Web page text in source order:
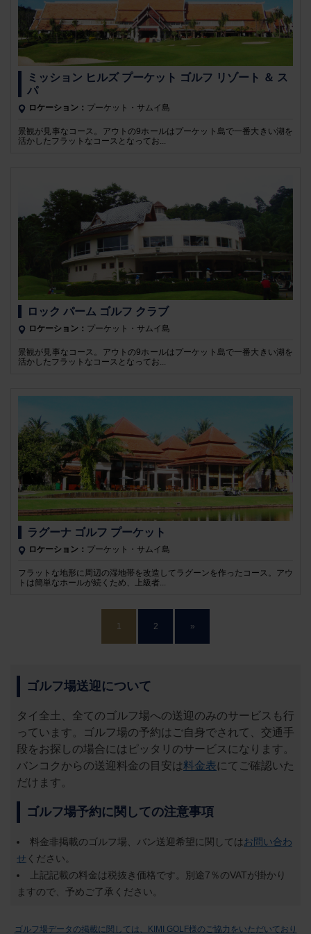
ミッション ヒルズ プーケット ゴルフ リゾート ＆ ス
パ
ロケーション： プーケット・サムイ島
景観が見事なコース。アウトの9ホールはプーケット島で一番大きい湖を
活かしたフラットなコースとなってお...
ロック パーム ゴルフ クラブ
ロケーション： プーケット・サムイ島
景観が見事なコース。アウトの9ホールはプーケット島で一番大きい湖を
活かしたフラットなコースとなってお...
ラグーナ ゴルフ プーケット
ロケーション： プーケット・サムイ島
フラットな地形に周辺の湿地帯を改造してラグーンを作ったコース。アウ
トは簡単なホールが続くため、上級者...
1 2 »
ゴルフ場送迎について
タイ全土、全てのゴルフ場への送迎のみのサービスも行
っています。ゴルフ場の予約はご自身でされて、交通手
段をお探しの場合にはピッタリのサービスになります。
バンコクからの送迎料金の目安は料金表にてご確認いた
だけます。
ゴルフ場予約に関しての注意事項
料金非掲載のゴルフ場、バン送迎希望に関しては お問い合わ
せ ください。
上記記載の料金は税抜き価格です。別途7％のVATが掛かり
ますので、予めご了承ください。
ゴルフ場データの掲載に関しては、KIMI GOLF様のご協力をいただいており